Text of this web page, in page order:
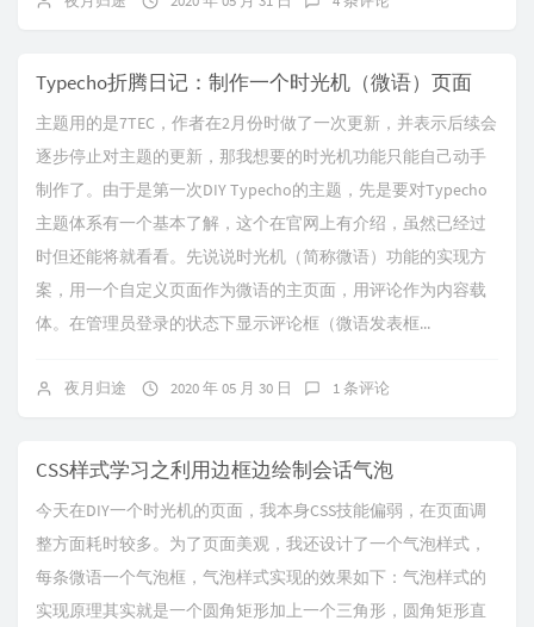
Typecho折腾日记：制作一个时光机（微语）页面
主题用的是7TEC，作者在2月份时做了一次更新，并表示后续会
逐步停止对主题的更新，那我想要的时光机功能只能自己动手
制作了。由于是第一次DIY Typecho的主题，先是要对Typecho
主题体系有一个基本了解，这个在官网上有介绍，虽然已经过
时但还能将就看看。先说说时光机（简称微语）功能的实现方
案，用一个自定义页面作为微语的主页面，用评论作为内容载
体。在管理员登录的状态下显示评论框（微语发表框...
夜月归途 2020 年 05 月 30 日 1 条评论
CSS样式学习之利用边框边绘制会话气泡
今天在DIY一个时光机的页面，我本身CSS技能偏弱，在页面调
整方面耗时较多。为了页面美观，我还设计了一个气泡样式，
每条微语一个气泡框，气泡样式实现的效果如下：气泡样式的
实现原理其实就是一个圆角矩形加上一个三角形，圆角矩形直